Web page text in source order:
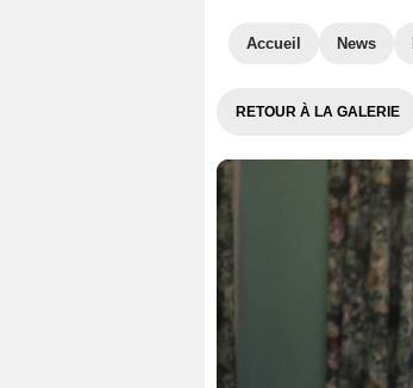
Accueil News
RETOUR À LA GALERIE